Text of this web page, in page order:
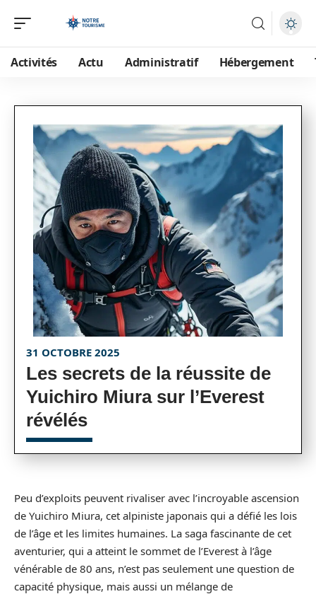
Activités Actu Administratif Hébergement
31 OCTOBRE 2025
Les secrets de la réussite de
Yuichiro Miura sur l’Everest
révélés
Peu d’exploits peuvent rivaliser avec l’incroyable ascension
de Yuichiro Miura, cet alpiniste japonais qui a défié les lois
de l’âge et les limites humaines. La saga fascinante de cet
aventurier, qui a atteint le sommet de l’Everest à l’âge
vénérable de 80 ans, n’est pas seulement une question de
capacité physique, mais aussi un mélange de